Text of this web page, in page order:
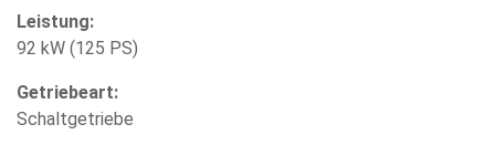
Leistung:
92 kW (125 PS)
Getriebeart:
Schaltgetriebe